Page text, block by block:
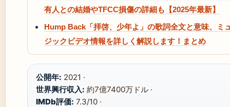
有人との結婚やTFCC損傷の詳細も【2025年最新】
Hump Back「拝啓、少年よ」の歌詞全文と意味、ミ
ジックビデオ情報を詳しく解説します！まとめ
公開年: 2021 ·
世界興行収入: 約7億7400万ドル ·
IMDb評価: 7.3/10 ·